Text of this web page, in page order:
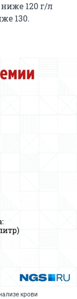
120 г/л
130.
крови